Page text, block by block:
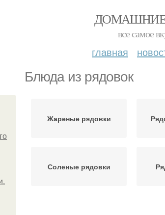
все самое
главная
Блюда из рядовок
Жареные рядовки
Соленые рядовки